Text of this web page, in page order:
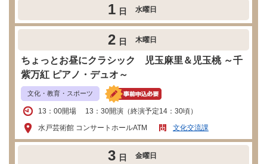
1 日 水曜日
2 日 木曜日
ちょっとお昼にクラシック 児玉麻里＆児玉桃 ～千
紫万紅 ピアノ・デュオ～
文化・教育・スポーツ
13：00開場 13：30開演（終演予定14：30頃）
水戸芸術館 コンサートホールATM
文化交流課
3 日 金曜日